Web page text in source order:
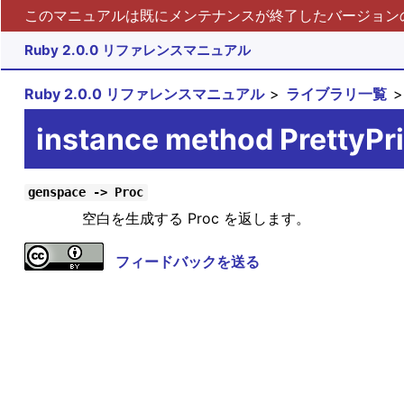
このマニュアルは既にメンテナンスが終了したバージョ
Ruby 2.0.0 リファレンスマニュアル
Ruby 2.0.0 リファレンスマニュアル ライブラリ一覧
instance method
genspace -> Proc
空白を生成する Proc を返します。
フィードバックを送る